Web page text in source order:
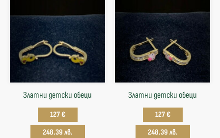
Златни детски обеци
127 €
248.39 лв.
Златни детски обеци
127 €
248.39 лв.